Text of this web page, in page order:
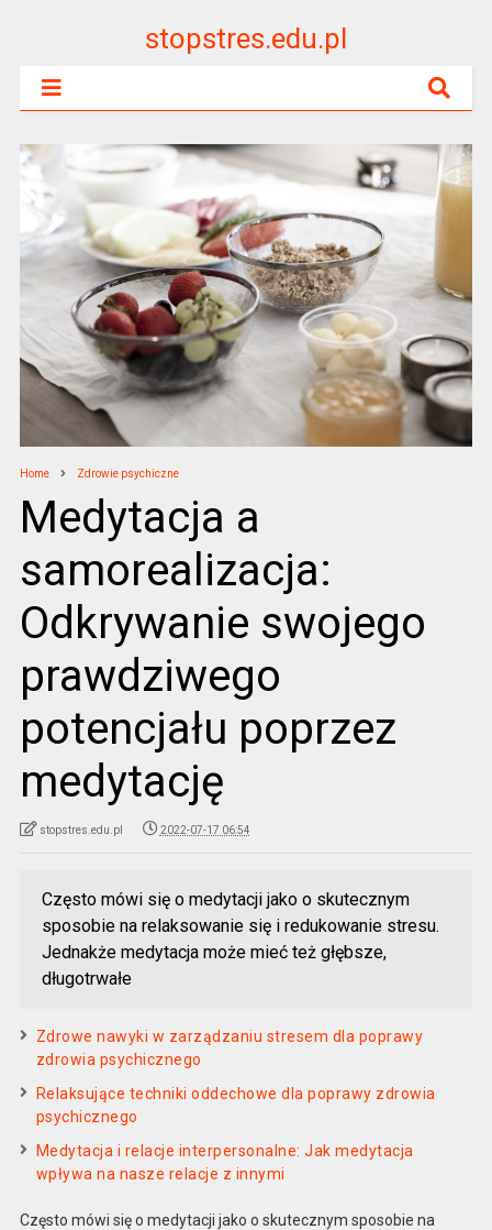
stopstres.edu.pl
Home Zdrowie psychiczne
Medytacja a
samorealizacja:
Odkrywanie swojego
prawdziwego
potencjału poprzez
medytację
stopstres.edu.pl 2022-07-17 06:54
Często mówi się o medytacji jako o skutecznym
sposobie na relaksowanie się i redukowanie stresu.
Jednakże medytacja może mieć też głębsze,
długotrwałe
Zdrowe nawyki w zarządzaniu stresem dla poprawy
zdrowia psychicznego
Relaksujące techniki oddechowe dla poprawy zdrowia
psychicznego
Medytacja i relacje interpersonalne: Jak medytacja
wpływa na nasze relacje z innymi
Często mówi się o medytacji jako o skutecznym sposobie na